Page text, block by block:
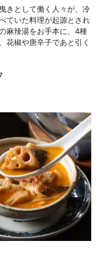
きとして働く人々が、冷
ていた料理が起源とされ
麻辣湯をお手本に、4種
花椒や唐辛子であと引く